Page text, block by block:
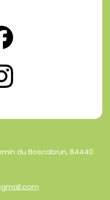
du Boscabrun, 84440